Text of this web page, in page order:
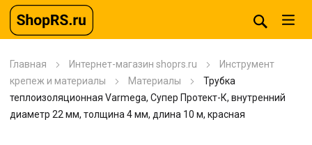
Главная Интернет-магазин shoprs.ru
Инструмент
крепеж и материалы
Материалы
Трубка
теплоизоляционная Varmega, Супер Протект-К, внутренний
диаметр 22 мм, толщина 4 мм, длина 10 м, красная